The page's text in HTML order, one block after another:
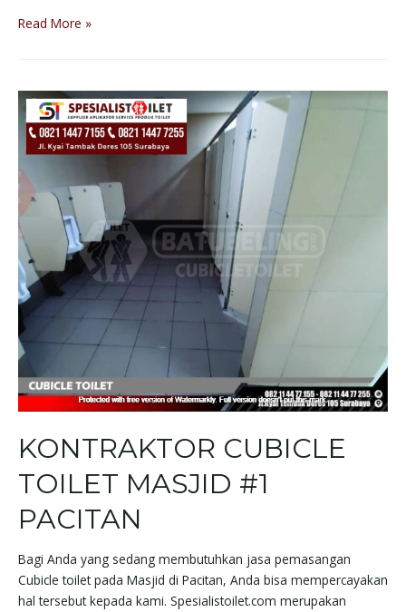
Read More »
KONTRAKTOR CUBICLE
TOILET MASJID #1
PACITAN
Bagi Anda yang sedang membutuhkan jasa pemasangan
Cubicle toilet pada Masjid di Pacitan, Anda bisa mempercayakan
hal tersebut kepada kami. Spesialistoilet.com merupakan